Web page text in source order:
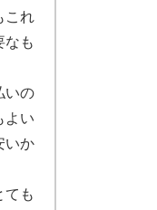
これ
なも
いの
よい
いか
ても